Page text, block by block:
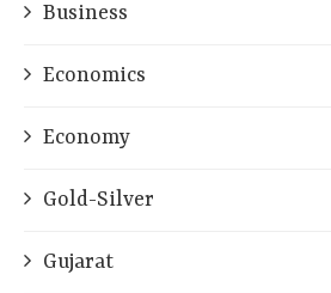
Business
Economics
Economy
Gold-Silver
Gujarat